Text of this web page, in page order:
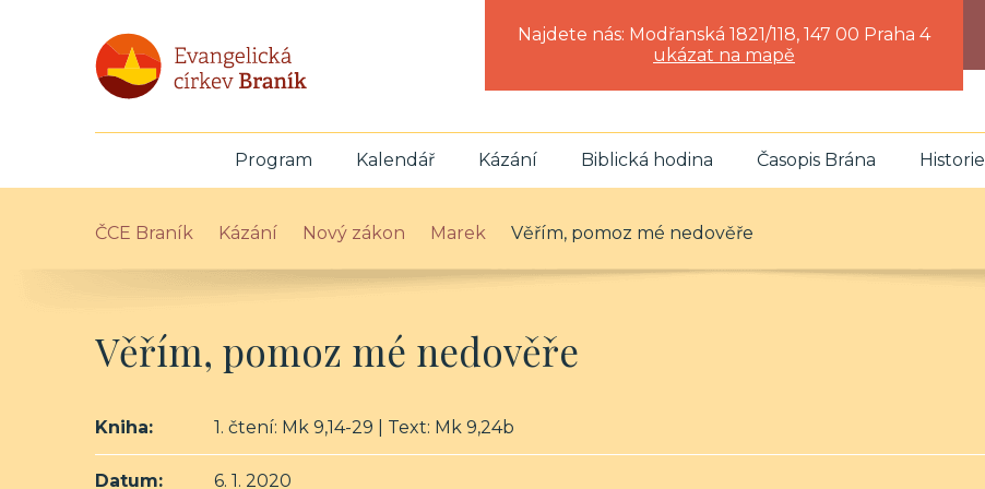
Najdete nás: Modřanská 1821/118, 147 00 Praha 4
ukázat na mapě
Program Kalendář Kázání Biblická hodina Časopis Brána Historie
ČCE Braník Kázání Nový zákon Marek Věřím, pomoz mé nedověře
Věřím, pomoz mé nedověře
Kniha: 1. čtení: Mk 9,14-29 | Text: Mk 9,24b
Datum: 6. 1. 2020